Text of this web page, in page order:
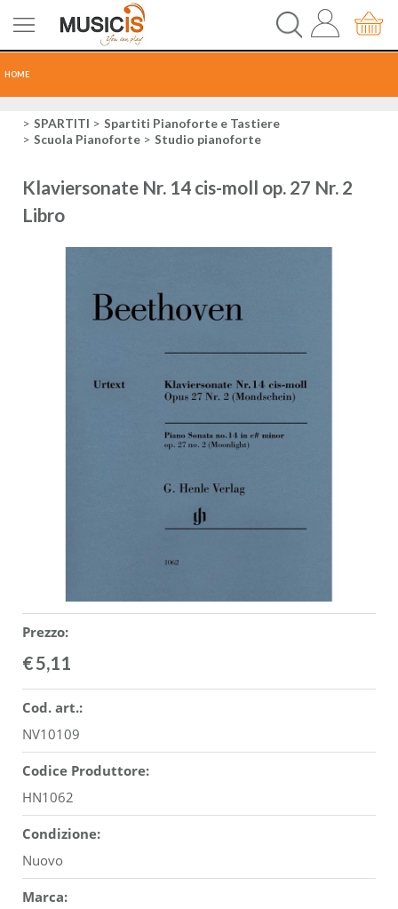
HOME
CHITARRE
PERCUSSIONI
SPARTITI
Spartiti Pianoforte e Tastiere
Scuola Pianoforte
Studio pianoforte
Klaviersonate Nr. 14 cis-moll op. 27 Nr. 2
Libro
Prezzo:
€5,11
Cod. art.:
NV10109
Codice Produttore:
HN1062
Condizione:
Nuovo
Marca: